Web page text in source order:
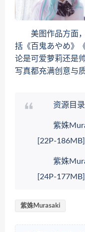
美图作品方面，
括《百鬼あやめ》
论是可爱萝莉还是
写真都充满创意与质
资源目录
紫姝
[22P-186MB]
紫姝
[24P-177MB]
紫姝Murasaki